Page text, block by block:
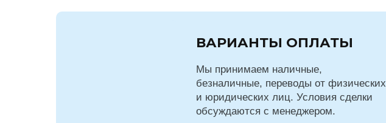
Мы принимаем наличные,
безналичные, переводы от физических
и юридических лиц. Условия сделки
обсуждаются с менеджером.
ВАРИАНТЫ ОПЛАТЫ